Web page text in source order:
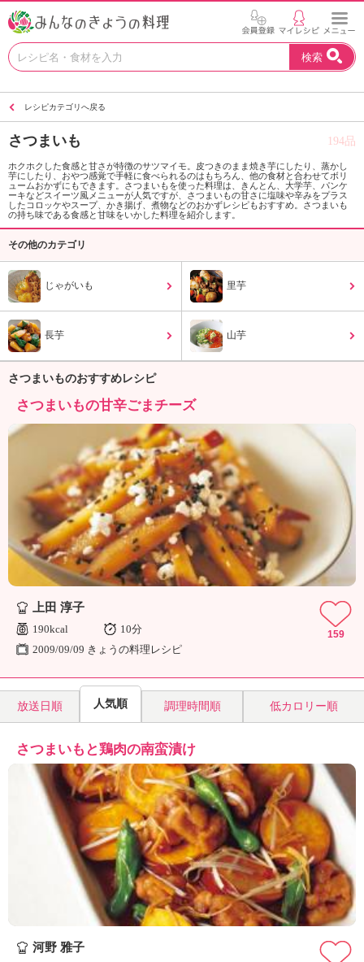
お
い
を
見
つ
け
よ
。
K
エ
ー
ョ
ナ
ル
「
み
ん
な
の
き
ょ
理
検索
レシピカテゴリへ戻る
さつまいも 194品
ホクホクした食感と甘さが特徴のサツマイモ。皮つきのまま焼き芋にしたり、蒸かし
芋にしたり、おやつ感覚で手軽に食べられるのはもちろん、他の食材と合わせてボリ
ュームおかずにもできます。さつまいもを使った料理は、きんとん、大学芋、パンケ
ーキなどスイーツ風メニューが人気ですが、さつまいもの甘さに塩味や辛みをプラス
したコロッケやスープ、かき揚げ、煮物などのおかずレシピもおすすめ。さつまいも
の持ち味である食感と甘味をいかした料理を紹介します。
その他のカテゴリ
じゃがいも 里芋
長芋 山芋
さつまいものおすすめレシピ
さつまいもの甘辛ごまチーズ
上田 淳子
190kcal
10分
2009/09/09 きょうの料理レシピ
159
放送日順 人気順 調理時間順 低カロリー順
さつまいもと鶏肉の南蛮漬け
河野 雅子